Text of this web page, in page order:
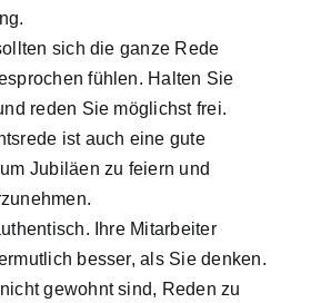
sich die ganze Rede
fühlen. Halten Sie
reden Sie möglichst frei.
ist auch eine gute
Jubiläen zu feiern und
Ihre Mitarbeiter
besser, als Sie denken.
gewohnt sind, Reden zu